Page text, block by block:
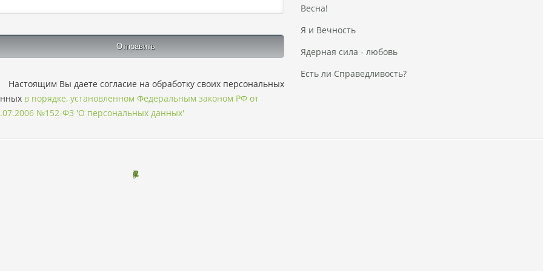
Весна!
Я и Вечность
Ядерная сила - любовь
Есть ли Справедливость?
Настоящим Вы даете согласие на обработку своих персональных
в порядке, установленном Федеральным законом РФ от
№152-ФЗ 'О персональных данных'
P
o
r
t
n
o
v
L
a
b
o
r
a
t
o
r
y
.
r
u
2
0
1
3
-
2
0
2
6